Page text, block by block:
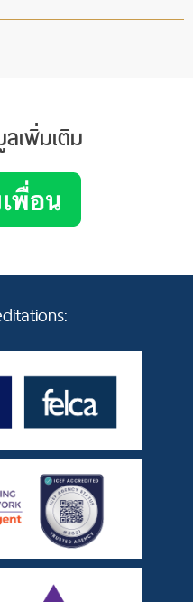
เพิ่มเติม